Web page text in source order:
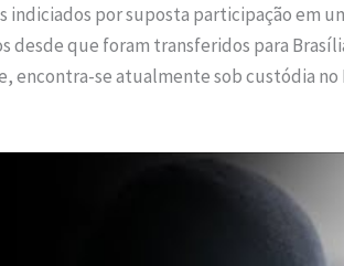
indiciados por suposta participação em
desde que foram transferidos para
encontra-se atualmente sob custódia no